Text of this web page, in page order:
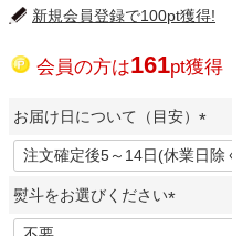
新規会員登録で100pt獲得!
会員の方は161pt獲得
お届け日について（目安）
(
必
)
熨斗をお選びください